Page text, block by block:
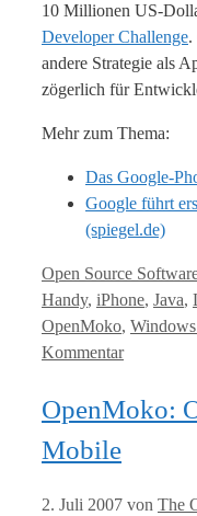
10 Millionen US-
Developer Challenge.
andere Strategie als
zögerlich für
Mehr zum Thema:
Das Google-
Google führt
(spiegel.de)
Kategorien
Open Source
Handy, iPhone, Java,
OpenMoko,
Kommentar
OpenMoko:
Mobile
2. Juli 2007 von The